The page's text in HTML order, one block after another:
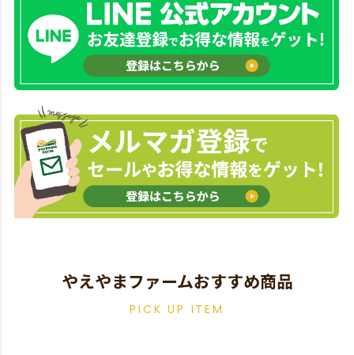
やえやまファームおすすめ商品
PICK UP ITEM